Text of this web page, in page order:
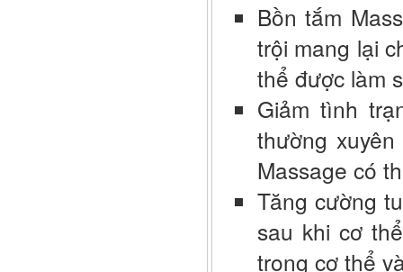
Bồn tắm
trội mang lại
thể được làm
Giảm tình
thường
Massage có
Tăng cường
sau khi cơ
trong cơ thể